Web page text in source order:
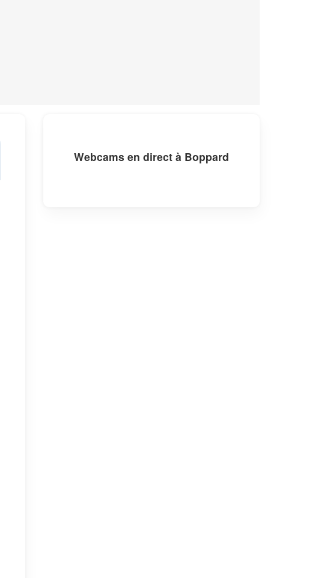
Webcams en direct à Boppard